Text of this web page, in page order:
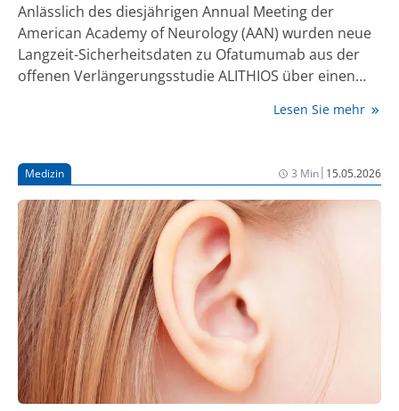
Anlässlich des diesjährigen Annual Meeting der
American Academy of Neurology (AAN) wurden neue
Langzeit-Sicherheitsdaten zu Ofatumumab aus der
offenen Verlängerungsstudie ALITHIOS über einen
gegeben. Die Daten bestätigen die langfristige
Sicherheitsprofil von Ofatumumab bei Patient:innen
mit aktiver schubförmiger Multipler Sklerose (RMS)
sowohl in der gesamten Studienpopulation als auch
in der Gruppe der kürzlich diagnostizierten,
therapienaiven Patient:innen.
Lesen Sie mehr
Medizin 3 Min| 15.05.2026